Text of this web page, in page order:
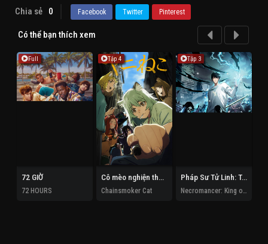
Chia sẻ 0 Facebook Twitter Pinterest
Có thể bạn thích xem
Full
72 GIỜ
72 HOURS
Tập 4
Cô mèo nghiện thuốc lá
Chainsmoker Cat
Tập 3
Pháp Sư Tử Linh: Ta Chính Là Thiên Tai